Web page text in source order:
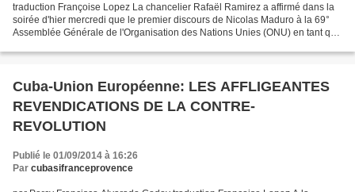
traduction Françoise Lopez La chancelier Rafaël Ramirez a affirmé dans la
soirée d'hier mercredi que le premier discours de Nicolas Maduro à la 69°
Assemblée Générale de l'Organisation des Nations Unies (ONU) en tant que
Cuba-Union Européenne: LES AFFLIGEANTES
REVENDICATIONS DE LA CONTRE-
REVOLUTION
Publié le 01/09/2014 à 16:26
Par cubasifranceprovence